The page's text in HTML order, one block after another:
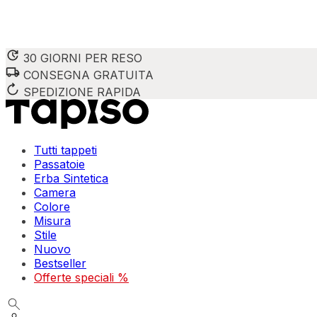
30 GIORNI PER RESO
CONSEGNA GRATUITA
SPEDIZIONE RAPIDA
Tutti tappeti
Passatoie
Erba Sintetica
Camera
Colore
Misura
Stile
Nuovo
Bestseller
Offerte speciali %